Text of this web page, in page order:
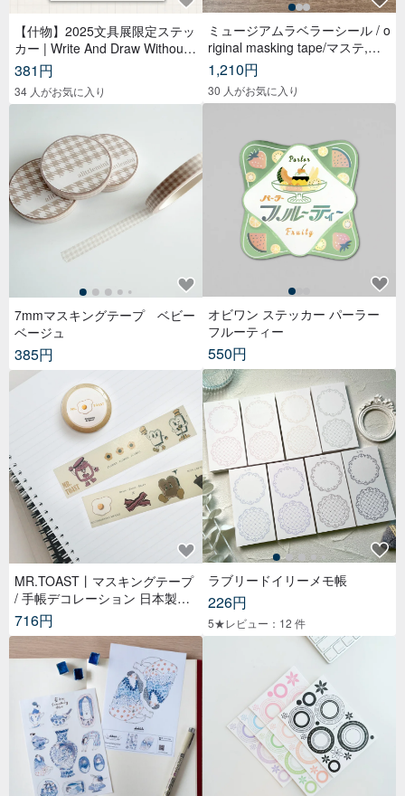
【什物】2025文具展限定ステッ
カー | Write And Draw Without
Limited
381円
34 人がお気に入り
7mmマスキングテープ ベビー
ベージュ
385円
MR.TOAST丨マスキングテープ
/ 手帳デコレーション 日本製和
紙 幅3cm – ブレックファストフ
レンズ
716円
ミュージアムラベラーシール / o
riginal masking tape/マステ,美
纹纸胶带,文具,ステーショナリ
ー,紙もの,紙膠帶,贴纸
1,210円
30 人がお気に入り
オビワン ステッカー パーラー
フルーティー
550円
ラブリードイリーメモ帳
226円
5★レビュー：12 件